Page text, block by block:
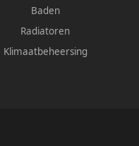
Baden
Radiatoren
Klimaatbeheersing